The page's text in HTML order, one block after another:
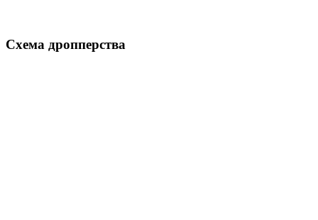
Схема дропперства